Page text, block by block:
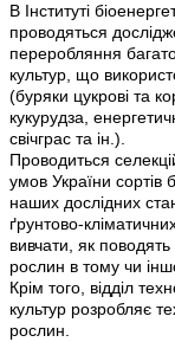
В Інституті
проводяться
переробляння
культур, що
(буряки цукрові та
кукурудза,
свічграс та ін.).
Проводиться
умов України сортів
наших дослідних
ґрунтово-
вивчати, як
рослин в тому чи
Крім того, відділ
культур розробляє
рослин.